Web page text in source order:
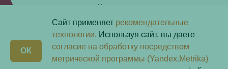
Контакты
Получите консультацию по телефону:
8 (800) 201-40-60 доб. 10
Сайт применяет рекомендательные
технологии. Используя сайт, вы даете
согласие на обработку посредством
метрической программы (Yandex.Metrika)
ОК